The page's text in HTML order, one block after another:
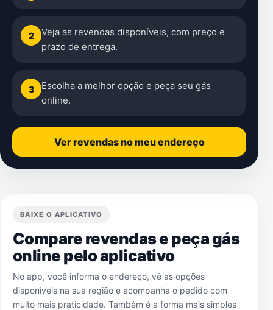
2
Veja as revendas disponíveis, com preço e
prazo de entrega.
3
Escolha a melhor opção e peça seu gás
online.
Ver revendas no meu endereço
BAIXE O APLICATIVO
Compare revendas e peça gás
online pelo aplicativo
No app, você informa o endereço, vê as opções
disponíveis na sua região e acompanha o pedido com
muito mais praticidade. Também é a forma mais simples